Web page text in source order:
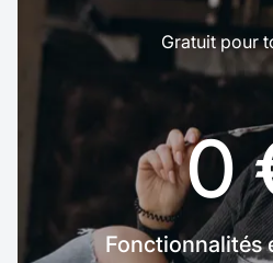
Gratuit pour
0
Fonctionnalités